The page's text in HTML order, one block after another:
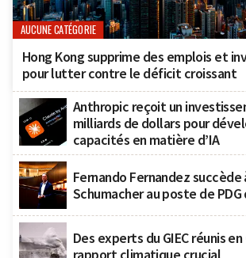
AUCUNE CATÉGORIE
Hong Kong supprime des emplois et
pour lutter contre le déficit croissant
Anthropic reçoit un
milliards de dollars pour
capacités en matière d’IA
Fernando Fernandez succède
Schumacher au poste de PDG
Des experts du GIEC réunis